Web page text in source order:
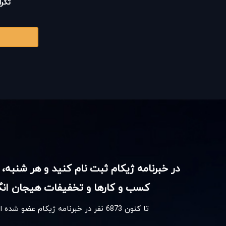
در خبرنامه ژیکام ثبت نام کنید و هر
کسب و کارها و تخفیفات هیجان
تا کنون 6873 نفر در خبرنامه ژیکام عضو